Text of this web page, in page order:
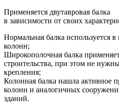
Применяется двутавровая балка
в зависимости от своих
Нормальная балка используется
колонн;
Широкополочная балка
строительства, при этом не
крепления;
Колонная балка нашла активное
колонн и аналогичных
зданий.